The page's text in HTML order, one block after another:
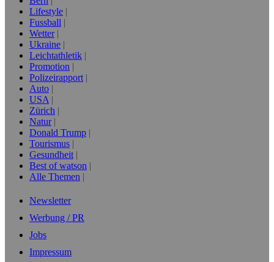
Lifestyle
Fussball
Wetter
Ukraine
Leichtathletik
Promotion
Polizeirapport
Auto
USA
Zürich
Natur
Donald Trump
Tourismus
Gesundheit
Best of watson
Alle Themen
Newsletter
Werbung / PR
Jobs
Impressum